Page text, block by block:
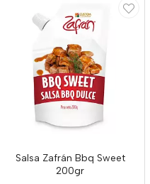
Salsa Zafrán Bbq Sweet
200gr